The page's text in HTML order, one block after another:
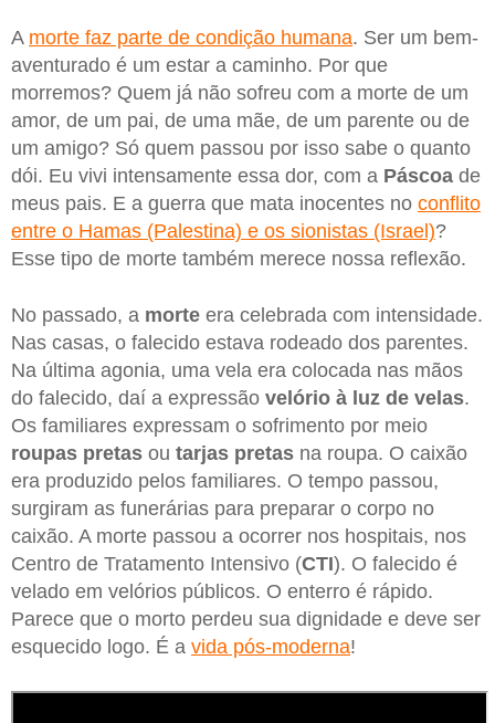
A morte faz parte de condição humana. Ser um bem-
aventurado é um estar a caminho. Por que
morremos? Quem já não sofreu com a morte de um
amor, de um pai, de uma mãe, de um parente ou de
um amigo? Só quem passou por isso sabe o quanto
dói. Eu vivi intensamente essa dor, com a Páscoa de
meus pais. E a guerra que mata inocentes no conflito
entre o Hamas (Palestina) e os sionistas (Israel)?
Esse tipo de morte também merece nossa reflexão.
No passado, a morte era celebrada com intensidade.
Nas casas, o falecido estava rodeado dos parentes.
Na última agonia, uma vela era colocada nas mãos
do falecido, daí a expressão velório à luz de velas.
Os familiares expressam o sofrimento por meio
roupas pretas ou tarjas pretas na roupa. O caixão
era produzido pelos familiares. O tempo passou,
surgiram as funerárias para preparar o corpo no
caixão. A morte passou a ocorrer nos hospitais, nos
Centro de Tratamento Intensivo (CTI). O falecido é
velado em velórios públicos. O enterro é rápido.
Parece que o morto perdeu sua dignidade e deve ser
esquecido logo. É a vida pós-moderna!